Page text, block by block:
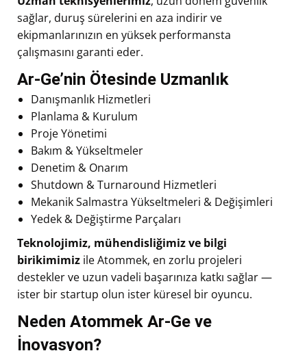
sağlar, duruş sürelerini en aza indirir ve
ekipmanlarınızın en yüksek performansta
çalışmasını garanti eder.
Ar-Ge’nin Ötesinde Uzmanlık
Danışmanlık Hizmetleri
Planlama & Kurulum
Proje Yönetimi
Bakım & Yükseltmeler
Denetim & Onarım
Shutdown & Turnaround Hizmetleri
Mekanik Salmastra Yükseltmeleri & Değişimleri
Yedek & Değiştirme Parçaları
Teknolojimiz, mühendisliğimiz ve bilgi
birikimimiz ile Atommek, en zorlu projeleri
destekler ve uzun vadeli başarınıza katkı sağlar —
ister bir startup olun ister küresel bir oyuncu.
Neden Atommek Ar-Ge ve
İnovasyon?